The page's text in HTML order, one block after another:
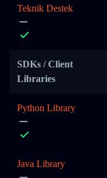
Teknik Destek
SDKs / Client
Libraries
Python Library
Java Library